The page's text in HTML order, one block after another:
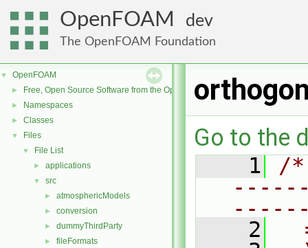
OpenFOAM dev
The OpenFOAM Foundation
▼ OpenFOAM
► Free, Open Source Software from the OpenFOAM Foundation
► Namespaces
► Classes
▼ Files
▼ File List
► applications
▼ src
► atmosphericModels
► conversion
► dummyThirdParty
► fileFormats
Go to the
    1
/
    2